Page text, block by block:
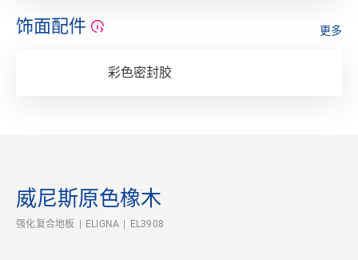
饰面配件
彩色密封胶
更多
威尼斯原色橡木
强化复合地板 ELIGNA EL3908